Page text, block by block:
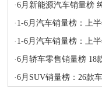
·6月新能源汽车销量榜
· 1-6月汽车销量榜：上
· 1-6月汽车销量榜：上
·6月轿车零售销量榜 18
·6月SUV销量榜：26款